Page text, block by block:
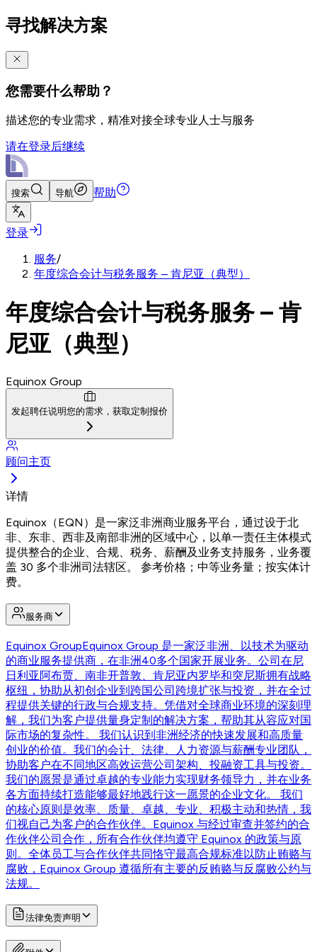
寻找解决方案
您需要什么帮助？
描述您的专业需求，精准对接全球专业人士与服务
请在登录后继续
搜索 导航 帮助
登录
服务/
年度综合会计与税务服务 – 肯尼亚（典型）
年度综合会计与税务服务 – 肯
尼亚（典型）
Equinox Group
发起聘任说明您的需求，获取定制报价
顾问主页
详情
Equinox（EQN）是一家泛非洲商业服务平台，通过设于北
非、东非、西非及南部非洲的区域中心，以单一责任主体模式
提供整合的企业、合规、税务、薪酬及业务支持服务，业务覆
盖 30 多个非洲司法辖区。 参考价格；中等业务量；按实体计
费。
服务商
Equinox GroupEquinox Group 是一家泛非洲、以技术为驱动
的商业服务提供商，在非洲40多个国家开展业务。公司在尼
日利亚阿布贾、南非开普敦、肯尼亚内罗毕和突尼斯拥有战略
枢纽，协助从初创企业到跨国公司跨境扩张与投资，并在全过
程提供关键的行政与合规支持。凭借对全球商业环境的深刻理
解，我们为客户提供量身定制的解决方案，帮助其从容应对国
际市场的复杂性。 我们认识到非洲经济的快速发展和高质量
创业的价值。我们的会计、法律、人力资源与薪酬专业团队，
协助客户在不同地区高效运营公司架构、投融资工具与投资。
我们的愿景是通过卓越的专业能力实现财务领导力，并在业务
各方面持续打造能够最好地践行这一愿景的企业文化。 我们
的核心原则是效率、质量、卓越、专业、积极主动和热情，我
们视自己为客户的合作伙伴。Equinox 与经过审查并签约的合
作伙伴公司合作，所有合作伙伴均遵守 Equinox 的政策与原
则。全体员工与合作伙伴共同恪守最高合规标准以防止贿赂与
腐败，Equinox Group 遵循所有主要的反贿赂与反腐败公约与
法规。
法律免责声明